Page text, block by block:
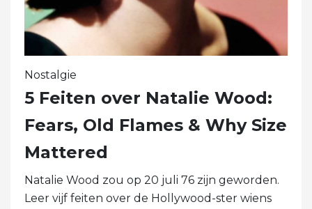
Nostalgie
5 Feiten over Natalie Wood:
Fears, Old Flames & Why Size
Mattered
Natalie Wood zou op 20 juli 76 zijn geworden.
Leer vijf feiten over de Hollywood-ster wiens